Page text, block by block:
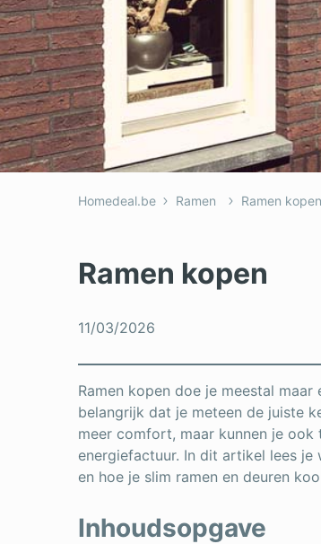
Homedeal.be Ramen Ramen kopen
Ramen kopen
11/03/2026
Ramen kopen doe je meestal
belangrijk dat je meteen de juiste
meer comfort, maar kunnen je ook
energiefactuur. In dit artikel lees
en hoe je slim ramen en deuren
Inhoudsopgave